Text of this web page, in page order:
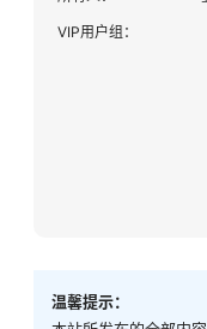
VIP用户组：
温馨提示：